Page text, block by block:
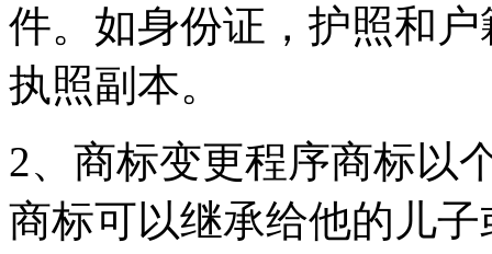
件。如身份证，护照和
执照副本。
2、商标变更程序商标以
商标可以继承给他的儿